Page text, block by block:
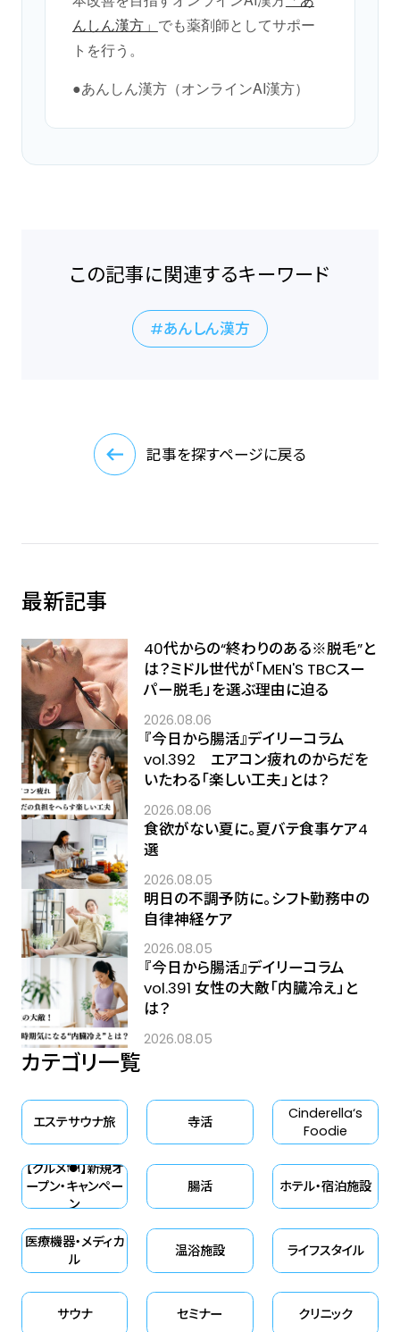
んしん漢方」 でも薬剤師としてサポー
トを行う。
●あんしん漢方（オンラインAI漢方）
この記事に関連するキーワード
あんしん漢方
記事を探すページに戻る
最新記事
40代からの“終わりのある※脱毛”と
は？ミドル世代が「MEN'S TBCスー
パー脱毛」を選ぶ理由に迫る
2026.08.06
『今日から腸活』デイリーコラム
vol.392 エアコン疲れのからだを
いたわる「楽しい工夫」とは？
2026.08.06
食欲がない夏に。夏バテ食事ケア4
選
2026.08.05
明日の不調予防に。シフト勤務中の
自律神経ケア
2026.08.05
『今日から腸活』デイリーコラム
vol.391 女性の大敵「内臓冷え」と
は？
2026.08.05
カテゴリ一覧
エステサウナ旅 寺活
Cinderella‘s
Foodie
【グルメ🍽】新規オ
ープン・キャンペー
ン
腸活 ホテル・宿泊施設
医療機器・メディカ
ル
温浴施設 ライフスタイル
サウナ セミナー クリニック